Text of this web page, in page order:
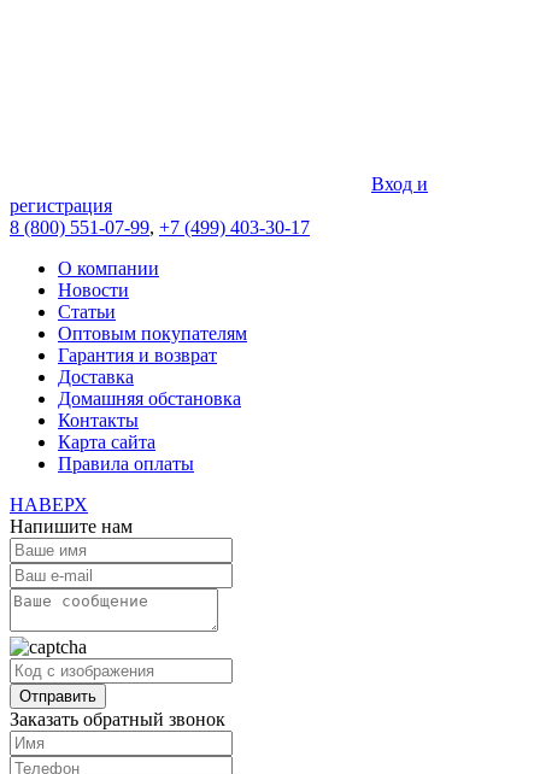
Вход и
регистрация
8 (800) 551-07-99, +7 (499) 403-30-17
О компании
Новости
Статьи
Оптовым покупателям
Гарантия и возврат
Доставка
Домашняя обстановка
Контакты
Карта сайта
Правила оплаты
НАВЕРХ
Напишите нам
Заказать обратный звонок